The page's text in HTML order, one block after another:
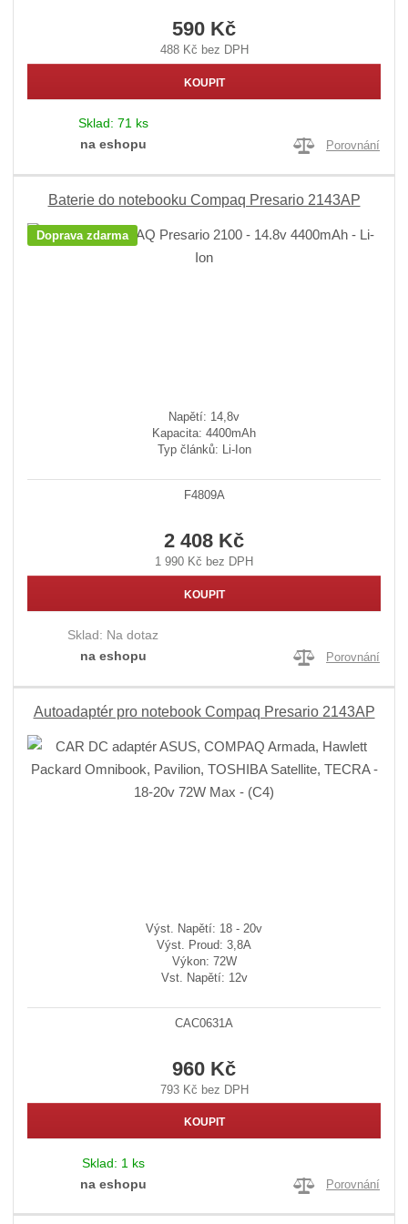
590 Kč
488 Kč bez DPH
KOUPIT
Sklad: 71 ks
na eshopu
Porovnání
Baterie do notebooku Compaq Presario 2143AP
Doprava zdarma
Napětí: 14,8v
Kapacita: 4400mAh
Typ článků: Li-Ion
F4809A
2 408 Kč
1 990 Kč bez DPH
KOUPIT
Sklad: Na dotaz
na eshopu
Porovnání
Autoadaptér pro notebook Compaq Presario 2143AP
Výst. Napětí: 18 - 20v
Výst. Proud: 3,8A
Výkon: 72W
Vst. Napětí: 12v
CAC0631A
960 Kč
793 Kč bez DPH
KOUPIT
Sklad: 1 ks
na eshopu
Porovnání